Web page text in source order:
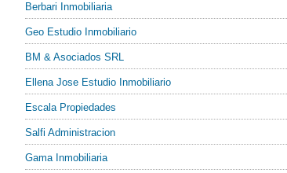
Berbari Inmobiliaria
Geo Estudio Inmobiliario
BM & Asociados SRL
Ellena Jose Estudio Inmobiliario
Escala Propiedades
Salfi Administracion
Gama Inmobiliaria